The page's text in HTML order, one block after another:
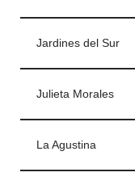
Jardines del Sur
Julieta Morales
La Agustina